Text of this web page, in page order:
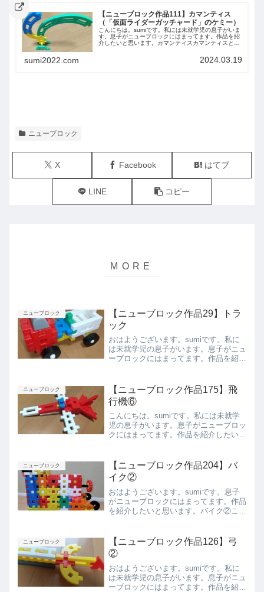
【ニューブロック作品111】カマンティス
（「仮面ライダーガッチャード」のケミー）
こんにちは。sumiです。私には未就学児の息子がいま
す。息子がニューブロックにはまってます。作品を紹
介したいと思います。カマンティスカマンティスと
リのケミーです。ベストアングル上から側面前から...
sumi2022.com 2024.03.19
ニューブロック
X Facebook はてブ
LINE コピー
ニューブロック
【ニューブロック作品29】トラ
ック
おはようございます。sumiです。私に
は未就学児の息子がいます。息子がニュ
ーブロックにはまってます。作品を紹介
子が作ったトラックを紹介しました。ま
た紹介します。
ニューブロック
【ニューブロック作品175】飛
行機⑥
こんにちは。sumiです。私には未就学
児の息子がいます。息子がニューブロッ
クにはまってます。作品を紹介したいと
子が作った飛行機⑥を紹介しました。ま
た紹介します。
ニューブロック
【ニューブロック作品204】バ
イク②
おはようございます。sumiです。息子
がニューブロックにはまってます。作品
を紹介したいと思います。バイク②これ
たがって乗れます。側面側面前面背面上
から下からまとめ今回は...
ニューブロック
【ニューブロック作品126】弓
②
おはようございます。sumiです。私に
は未就学児の息子がいます。息子がニュ
ーブロックにはまってます。作品を紹介